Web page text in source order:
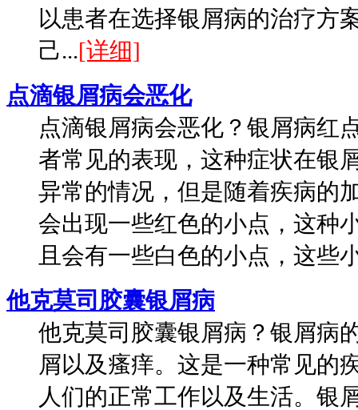
以患者在选择银屑病的治疗方
己...[详细]
点滴银屑病会恶化
点滴银屑病会恶化？银屑病红
者常见的表现，这种症状在银
异常的情况，但是随着疾病的
会出现一些红色的小点，这种
且会有一些白色的小点，这些
他克莫司胶囊银屑病
他克莫司胶囊银屑病？银屑病
屑以及瘙痒。这是一种常见的
人们的正常工作以及生活。银